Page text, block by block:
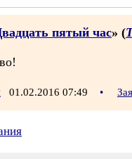
пятый час» (
01.02.2016 07:49 •